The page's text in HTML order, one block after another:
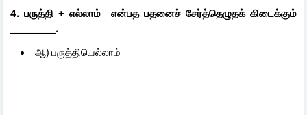
4. பருத்தி + எல்லாம் என்பத பதனைச் சேர்த்தெழுதக் கிடைக்கும்
___________.
ஆ) பருத்தியெல்லாம்